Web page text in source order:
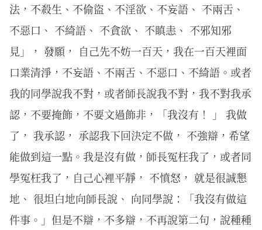
法，不殺生、不偷盜、不淫欲、不妄語、 不兩舌、
不惡口、 不綺語、 不貪欲、 不瞋恚、 不邪知邪
見」， 發願， 自己先不妨一百天，我在一百天裡面
口業清淨，不妄語、不兩舌、不惡口、不綺語。或者
我的同學說我不對，或者師長說我不對，我不對我承
認，不要掩飾，不要文過飾非，「我沒有！ 」 我做
了， 我承認， 承認我下回決定不做， 不強辯，希望
能做到這一點。我是沒有做，師長冤枉我了，或者同
學冤枉我了，自己心裡平靜， 不憤怒， 就是很誠懇
地、 很坦白地向師長說、 向同學說：「我沒有做這
件事。」但是不辯，不多辯，不再說第二句，說種種